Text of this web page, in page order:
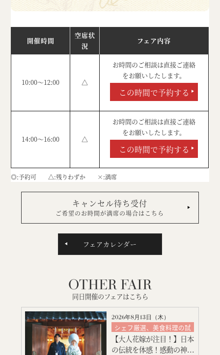
開催時間
空席状
況
フェア内容
10:00～12:00 △
お時間のご相談は直接ご連絡
をお願いしたします。
この時間で予約する
14:00～16:00 △
お時間のご相談は直接ご連絡
をお願いしたします。
この時間で予約する
◎ 予約可 △ 残りわずか × 満席
キャンセル待ち受付
ご希望のお時間が満席の場合はこちら
フェアカレンダー
OTHER FAIR
同日開催のフェアはこちら
2026年8月13日（木）
シェフ厳選、美食料理の試
食
絶品スイーツ試食
【大人花嫁が注目！】日本
の伝統を体感！感動の神...